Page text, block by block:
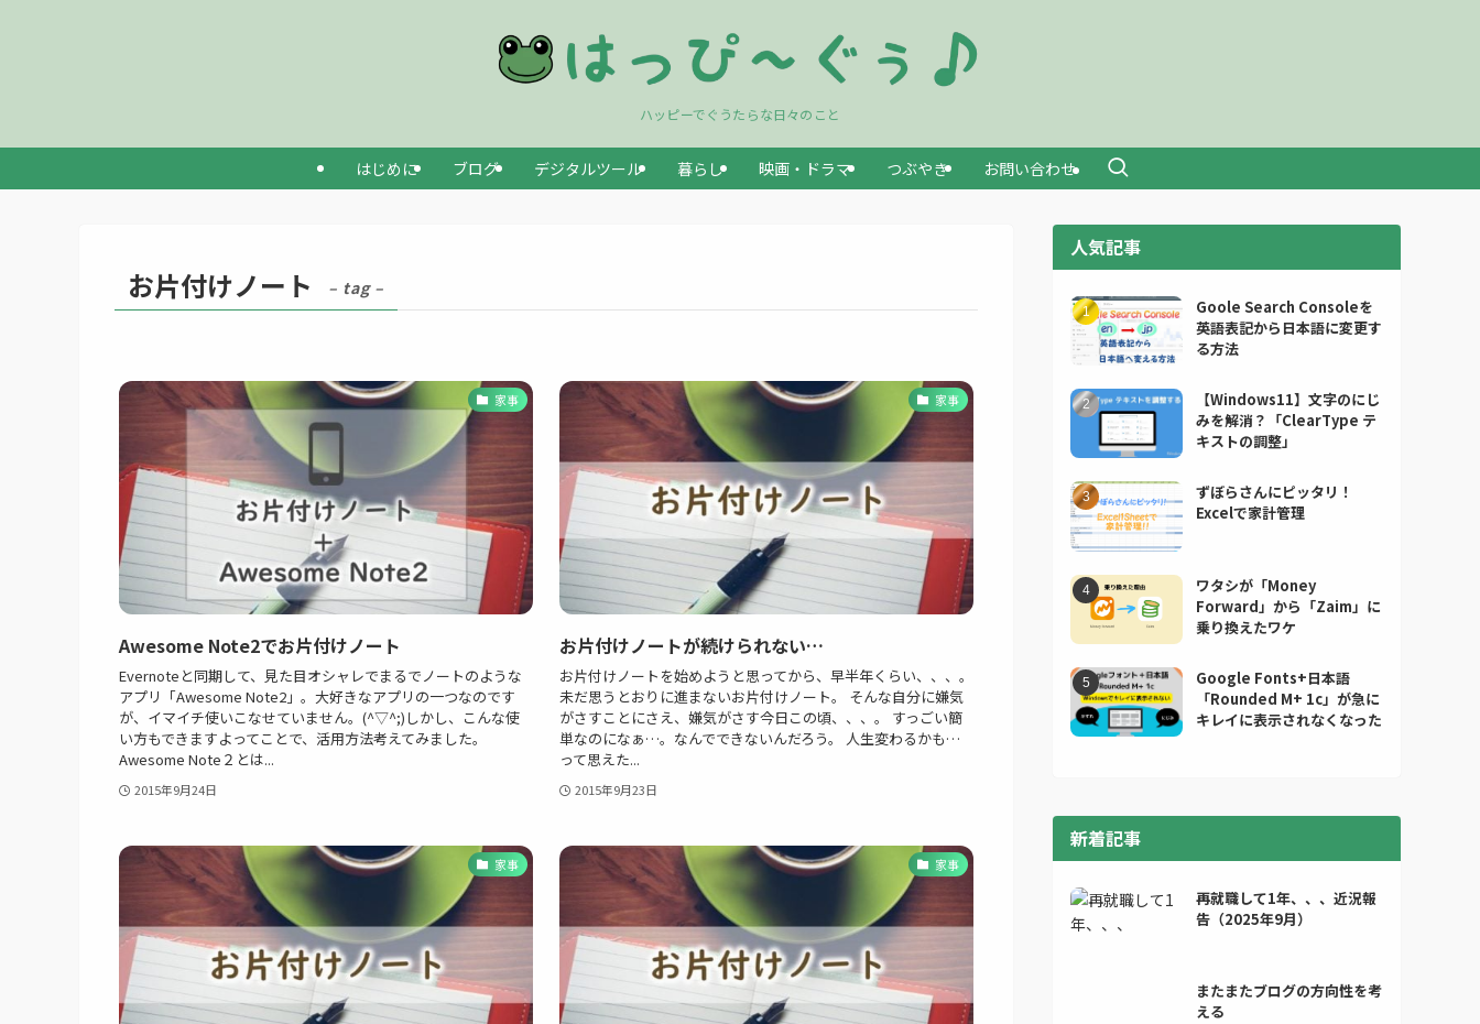
ハッピーでぐうたらな日々のこと
はじめに ブログ デジタルツール 暮らし 映画・ドラマ つぶやき お問い合わせ
お片付けノート – tag –
家事
Awesome Note2でお片付けノート
Evernoteと同期して、見た目オシャレでまるでノートのような
アプリ「Awesome Note2」。大好きなアプリの一つなのです
が、イマイチ使いこなせていません。(^▽^;)しかし、こんな使
い方もできますよってことで、活用方法考えてみました。
Awesome Note２とは...
2015年9月24日
家事
お片付けノートが続けられない…
お片付けノートを始めようと思ってから、早半年くらい、、、。
未だ思うとおりに進まないお片付けノート。 そんな自分に嫌気
がさすことにさえ、嫌気がさす今日この頃、、、。 すっごい簡
単なのになぁ…。なんでできないんだろう。 人生変わるかも…
って思えた...
2015年9月23日
家事 家事
人気記事
Goole Search Consoleを
英語表記から日本語に変更す
る方法
【Windows11】文字のにじ
みを解消？「ClearType テ
キストの調整」
ずぼらさんにピッタリ！
Excelで家計管理
ワタシが「Money
Forward」から「Zaim」に
乗り換えたワケ
Google Fonts+日本語
「Rounded M+ 1c」が急に
キレイに表示されなくなった
新着記事
再就職して1年、、、近況報
告（2025年9月）
またまたブログの方向性を考
える